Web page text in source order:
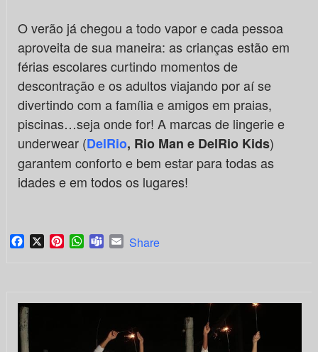
O verão já chegou a todo vapor e cada pessoa
aproveita de sua maneira: as crianças estão em
férias escolares curtindo momentos de
descontração e os adultos viajando por aí se
divertindo com a família e amigos em praias,
piscinas…seja onde for! A marcas de lingerie e
underwear (DelRio, Rio Man e DelRio Kids)
garantem conforto e bem estar para todas as
idades e em todos os lugares!
Facebook
X PinterestWhatsApp
TeamsEmail
Share